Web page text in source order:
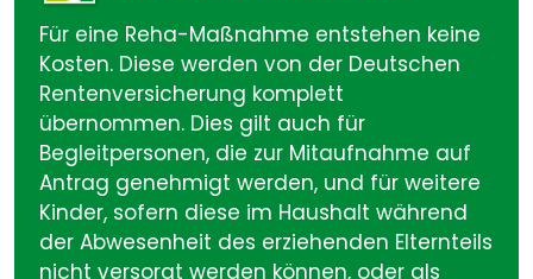
Für eine Reha-Maßnahme entstehen keine
Kosten. Diese werden von der Deutschen
Rentenversicherung komplett
übernommen. Dies gilt auch für
Begleitpersonen, die zur Mitaufnahme auf
Antrag genehmigt werden, und für weitere
Kinder, sofern diese im Haushalt während
der Abwesenheit des erziehenden Elternteils
nicht versorgt werden können, oder als